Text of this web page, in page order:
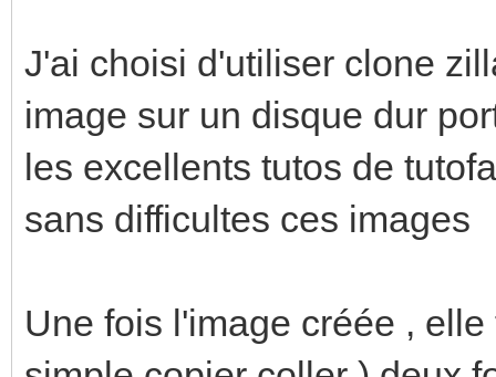
J'ai choisi d'utiliser clone
image sur un disque dur
les excellents tutos de
sans difficultes ces images
Une fois l'image créée ,